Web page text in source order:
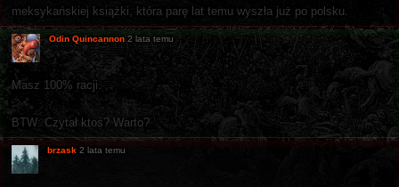
meksykańskiej książki, która parę lat temu wyszła już po polsku.
Odin Quincannon 2 lata temu
Masz 100% racji.
BTW: Czytał ktoś? Warto?
brzask 2 lata temu